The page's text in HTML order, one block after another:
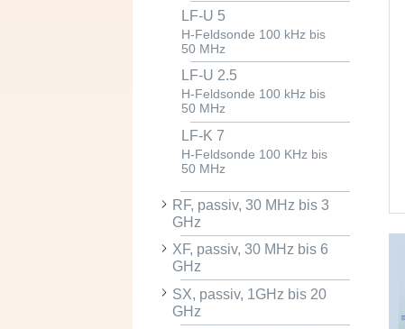
LF-U 5
H-Feldsonde 100 kHz bis
50 MHz
LF-U 2.5
H-Feldsonde 100 kHz bis
50 MHz
LF-K 7
H-Feldsonde 100 KHz bis
50 MHz
RF, passiv, 30 MHz bis 3
GHz
XF, passiv, 30 MHz bis 6
GHz
SX, passiv, 1GHz bis 20
GHz